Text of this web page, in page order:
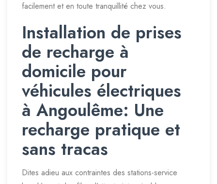
facilement et en toute tranquillité chez vous.
Installation de prises
de recharge à
domicile pour
véhicules électriques
à Angoulême: Une
recharge pratique et
sans tracas
Dites adieu aux contraintes des stations-service